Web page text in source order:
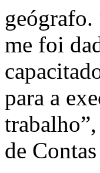
me foi
para a
de